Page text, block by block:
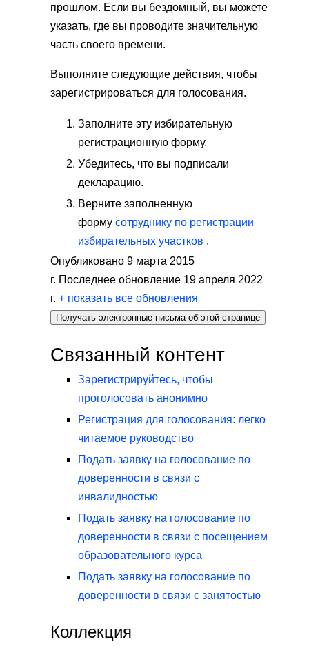
прошлом. Если вы бездомный, вы можете
указать, где вы проводите значительную
часть своего времени.
Выполните следующие действия, чтобы
зарегистрироваться для голосования.
Заполните эту избирательную
регистрационную форму.
Убедитесь, что вы подписали
декларацию.
Верните заполненную
форму сотруднику по регистрации
избирательных участков .
Опубликовано 9 марта 2015
г. Последнее обновление 19 апреля 2022
г. + показать все обновления
Получать электронные письма об этой странице
Связанный контент
Зарегистрируйтесь, чтобы
проголосовать анонимно
Регистрация для голосования: легко
читаемое руководство
Подать заявку на голосование по
доверенности в связи с
инвалидностью
Подать заявку на голосование по
доверенности в связи с посещением
образовательного курса
Подать заявку на голосование по
доверенности в связи с занятостью
Коллекция